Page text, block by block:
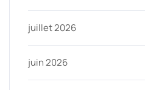
juillet 2026
juin 2026